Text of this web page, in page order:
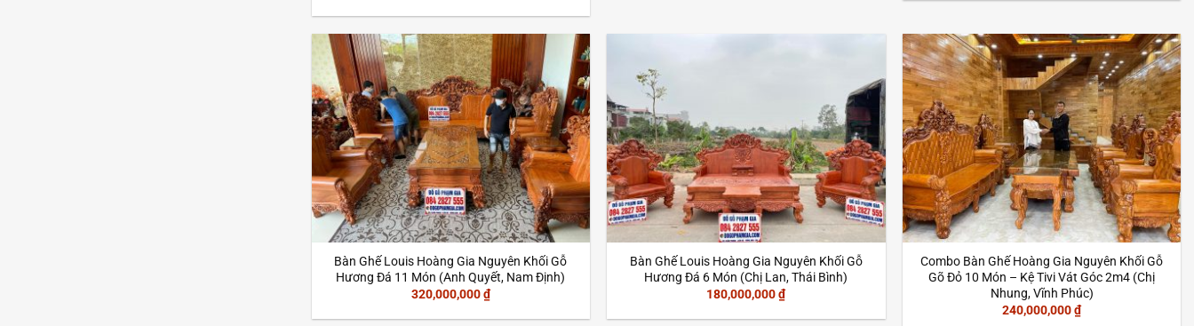
Bàn Ghế Louis Hoàng Gia Nguyên Khối Gỗ
Hương Đá 11 Món (Anh Quyết, Nam Định)
320,000,000₫
Bàn Ghế Louis Hoàng Gia Nguyên Khối Gỗ
Hương Đá 6 Món (Chị Lan, Thái Bình)
180,000,000₫
Combo Bàn Ghế Hoàng Gia Nguyên Khối Gỗ
Gõ Đỏ 10 Món – Kệ Tivi Vát Góc 2m4 (Chị
Nhung, Vĩnh Phúc)
240,000,000₫